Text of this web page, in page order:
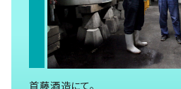
首藤酒造にて。